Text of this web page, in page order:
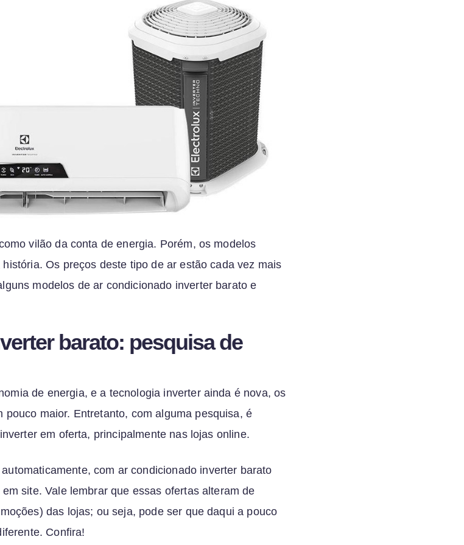
vilão da conta de energia. Porém, os modelos
Os preços deste tipo de ar estão cada vez mais
modelos de ar condicionado inverter barato e
barato: pesquisa de
de energia, e a tecnologia inverter ainda é nova, os
pouco maior. Entretanto, com alguma pesquisa, é
em oferta, principalmente nas lojas online.
com ar condicionado inverter barato
site. Vale lembrar que essas ofertas alteram de
das lojas; ou seja, pode ser que daqui a pouco
Confira!